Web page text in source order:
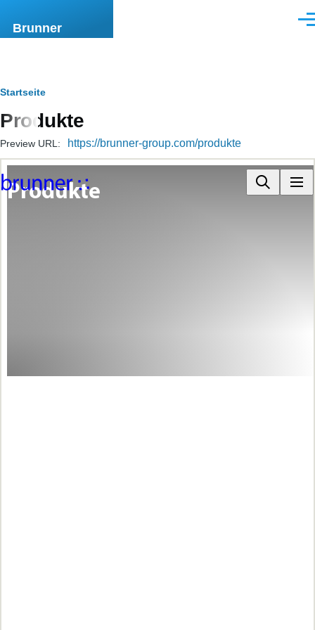
Brunner
Pfadnavigation
Startseite
Produkte
Preview URL: https://brunner-group.com/produkte